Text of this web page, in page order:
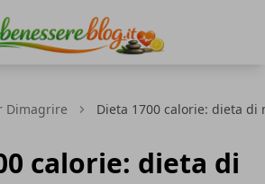
Dimagrire Dieta 1700 calorie: dieta di
calorie: dieta di